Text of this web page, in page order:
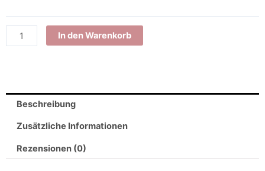
Menge
In den Warenkorb
Beschreibung
Zusätzliche Informationen
Rezensionen (0)